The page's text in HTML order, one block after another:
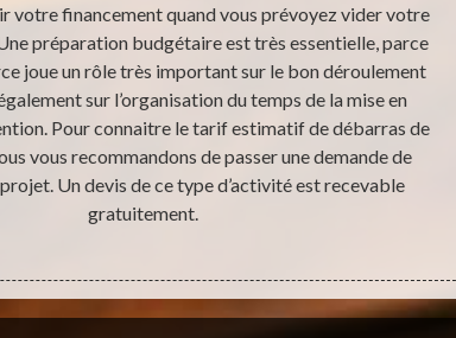
votre financement quand vous prévoyez vider votre
préparation budgétaire est très essentielle, parce
joue un rôle très important sur le bon déroulement
sur l’organisation du temps de la mise en
Pour connaitre le tarif estimatif de débarras de
vous recommandons de passer une demande de
Un devis de ce type d’activité est recevable
gratuitement.